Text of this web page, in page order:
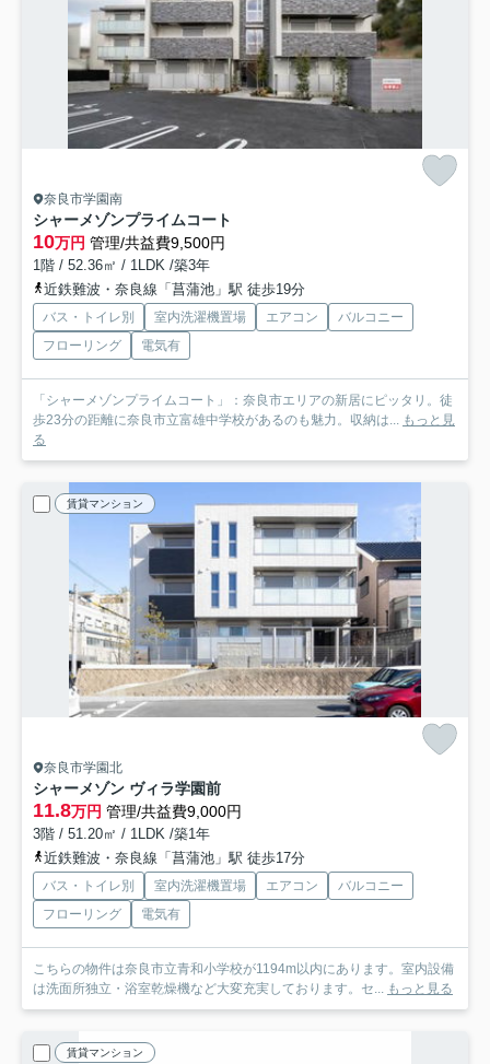
奈良市学園南
シャーメゾンプライムコート
10万円 管理/共益費9,500円
1階 / 52.36㎡ / 1LDK /築3年
近鉄難波・奈良線「菖蒲池」駅 徒歩19分
バス・トイレ別 室内洗濯機置場 エアコン
バルコニー
フローリング
電気有
「シャーメゾンプライムコート」：奈良市エリアの新居にピッタリ。徒
歩23分の距離に奈良市立富雄中学校があるのも魅力。収納は... もっと見
る
賃貸マンション
奈良市学園北
シャーメゾン ヴィラ学園前
11.8万円 管理/共益費9,000円
3階 / 51.20㎡ / 1LDK /築1年
近鉄難波・奈良線「菖蒲池」駅 徒歩17分
バス・トイレ別 室内洗濯機置場 エアコン
バルコニー
フローリング
電気有
こちらの物件は奈良市立青和小学校が1194m以内にあります。室内設備
は洗面所独立・浴室乾燥機など大変充実しております。セ... もっと見る
賃貸マンション